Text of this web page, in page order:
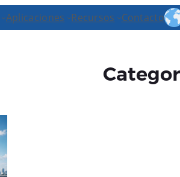
Aplicaciones Recursos Contacto